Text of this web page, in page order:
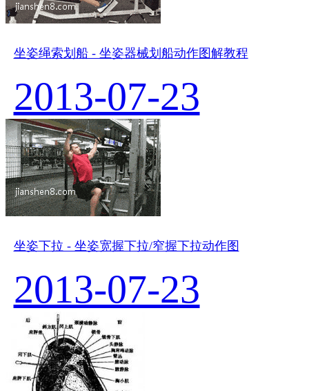
坐姿绳索划船 - 坐姿器械划船动作图解教程
2013-07-23
坐姿下拉 - 坐姿宽握下拉/窄握下拉动作图
2013-07-23